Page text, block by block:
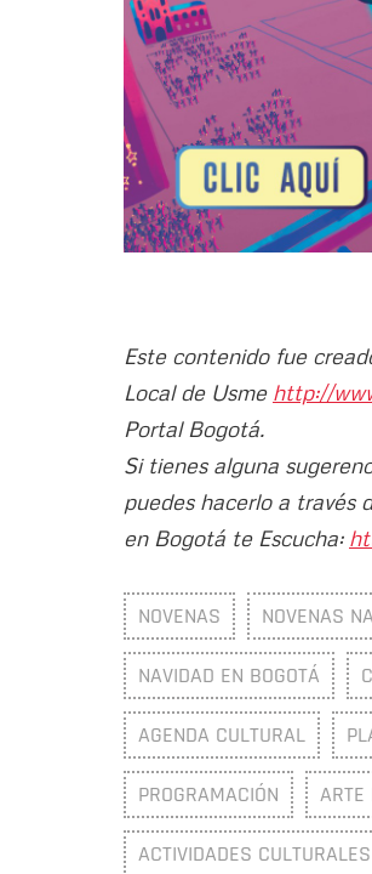
Este contenido fue
Local de Usme http://
Portal Bogotá.
Si tienes alguna
puedes hacerlo a través
en Bogotá te Escucha:
NOVENAS NOVENAS
NAVIDAD EN BOGOTÁ
AGENDA CULTURAL
PROGRAMACIÓN ARTE
ACTIVIDADES CULTURALES